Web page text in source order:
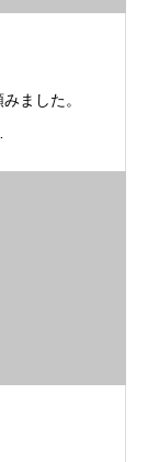
ました。